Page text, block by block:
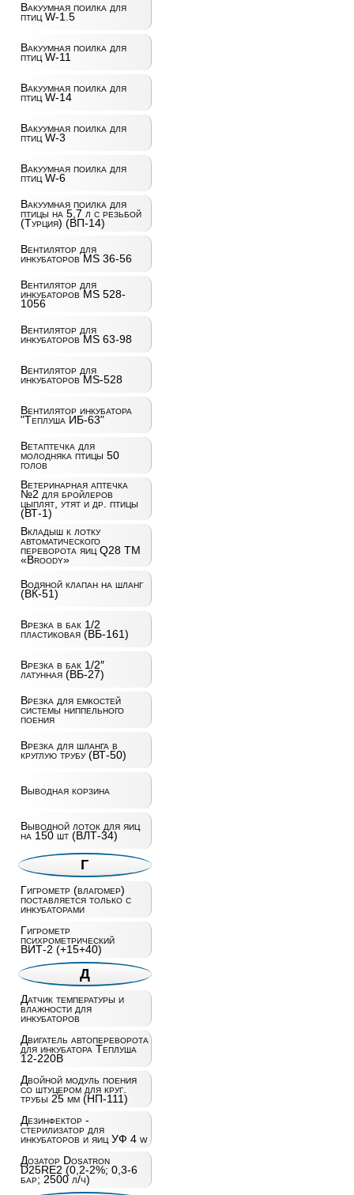
Вакуумная поилка для
птиц W-1.5
Вакуумная поилка для
птиц W-11
Вакуумная поилка для
птиц W-14
Вакуумная поилка для
птиц W-3
Вакуумная поилка для
птиц W-6
Вакуумная поилка для
птицы на 5,7 л с резьбой
(Турция) (ВП-14)
Вентилятор для
инкубаторов MS 36-56
Вентилятор для
инкубаторов MS 528-
1056
Вентилятор для
инкубаторов MS 63-98
Вентилятор для
инкубаторов MS-528
Вентилятор инкубатора
"Теплуша ИБ-63"
Ветаптечка для
молодняка птицы 50
голов
Ветеринарная аптечка
№2 для бройлеров
цыплят, утят и др. птицы
(ВТ-1)
Вкладыш к лотку
автоматического
переворота яиц Q28 ТМ
«Broody»
Водяной клапан на шланг
(ВК-51)
Врезка в бак 1/2
пластиковая (ВБ-161)
Врезка в бак 1/2″
латунная (ВБ-27)
Врезка для емкостей
системы ниппельного
поения
Врезка для шланга в
круглую трубу (ВТ-50)
Выводная корзина
Выводной лоток для яиц
на 150 шт (ВЛТ-34)
Г
Гигрометр (влагомер)
поставляется только с
инкубаторами
Гигрометр
психрометрический
ВИТ-2 (+15+40)
Д
Датчик температуры и
влажности для
инкубаторов
Двигатель автопереворота
для инкубатора Теплуша
12-220В
Двойной модуль поения
со штуцером для круг.
трубы 25 мм (НП-111)
Дезинфектор -
стерилизатор для
инкубаторов и яиц УФ 4 w
Дозатор Dosatron
D25RE2 (0,2-2%; 0,3-6
бар; 2500 л/ч)